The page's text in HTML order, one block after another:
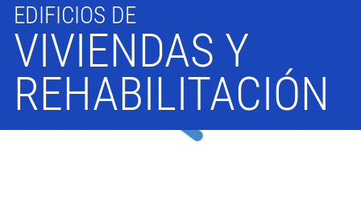
EDIFICIOS DE
VIVIENDAS Y
REHABILITACIÓN